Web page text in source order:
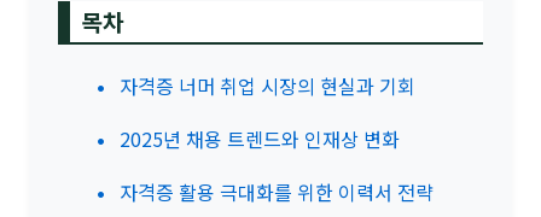
목차
자격증 너머 취업 시장의 현실과 기회
2025년 채용 트렌드와 인재상 변화
자격증 활용 극대화를 위한 이력서 전략